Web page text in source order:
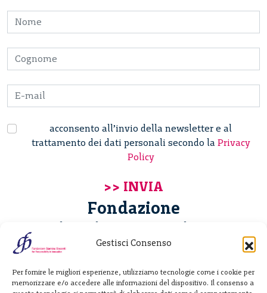
Gestisci Consenso
Per fornire le migliori esperienze, utilizziamo tecnologie come i cookie per
memorizzare e/o accedere alle informazioni del dispositivo. Il consenso a
acconsento all’invio della newsletter e al
trattamento dei dati personali secondo la Privacy
Policy
Fondazione
Giannino Bassetti ETS
20122 Milano - Italia